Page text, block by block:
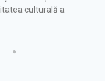
culturală a